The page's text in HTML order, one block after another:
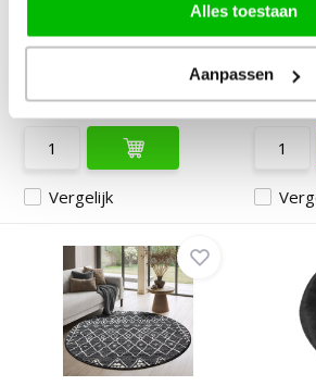
Alles toestaan
Aanpassen
Deliverytime
Vergelijk
49,-
Op
109,90